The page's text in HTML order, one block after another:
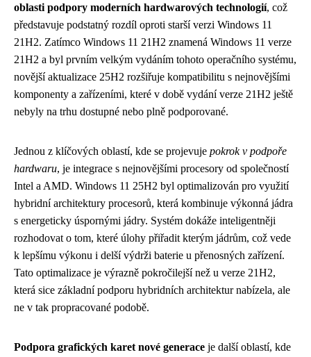
oblasti podpory moderních hardwarových technologií, což
představuje podstatný rozdíl oproti starší verzi Windows 11
21H2. Zatímco Windows 11 21H2 znamená Windows 11 verze
21H2 a byl prvním velkým vydáním tohoto operačního systému,
novější aktualizace 25H2 rozšiřuje kompatibilitu s nejnovějšími
komponenty a zařízeními, které v době vydání verze 21H2 ještě
nebyly na trhu dostupné nebo plně podporované.
Jednou z klíčových oblastí, kde se projevuje pokrok v podpoře
hardwaru, je integrace s nejnovějšími procesory od společností
Intel a AMD. Windows 11 25H2 byl optimalizován pro využití
hybridní architektury procesorů, která kombinuje výkonná jádra
s energeticky úspornými jádry. Systém dokáže inteligentněji
rozhodovat o tom, které úlohy přiřadit kterým jádrům, což vede
k lepšímu výkonu i delší výdrži baterie u přenosných zařízení.
Tato optimalizace je výrazně pokročilejší než u verze 21H2,
která sice základní podporu hybridních architektur nabízela, ale
ne v tak propracované podobě.
Podpora grafických karet nové generace je další oblastí, kde